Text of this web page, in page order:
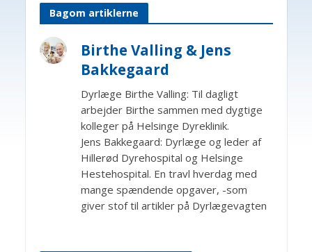
Bagom artiklerne
Birthe Valling & Jens
Bakkegaard
Dyrlæge Birthe Valling: Til dagligt
arbejder Birthe sammen med dygtige
kolleger på Helsinge Dyreklinik.
Jens Bakkegaard: Dyrlæge og leder af
Hillerød Dyrehospital og Helsinge
Hestehospital. En travl hverdag med
mange spændende opgaver, -som
giver stof til artikler på Dyrlægevagten